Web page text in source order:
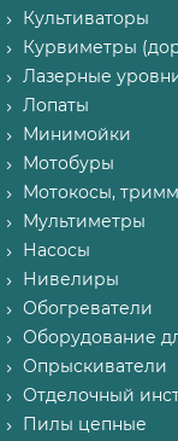
Культиваторы
Курвиметры
Лазерные
Лопаты
Минимойки
Мотобуры
Мотокосы,
Мультиметры
Насосы
Нивелиры
Обогреватели
Оборудование
Опрыскиватели
Отделочный
Пилы цепные